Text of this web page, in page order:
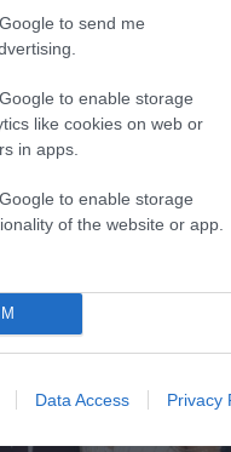
to send me
to enable storage
like cookies on web or
in apps.
to enable storage
of the website or app.
Data Access Privacy
kánikulában: így